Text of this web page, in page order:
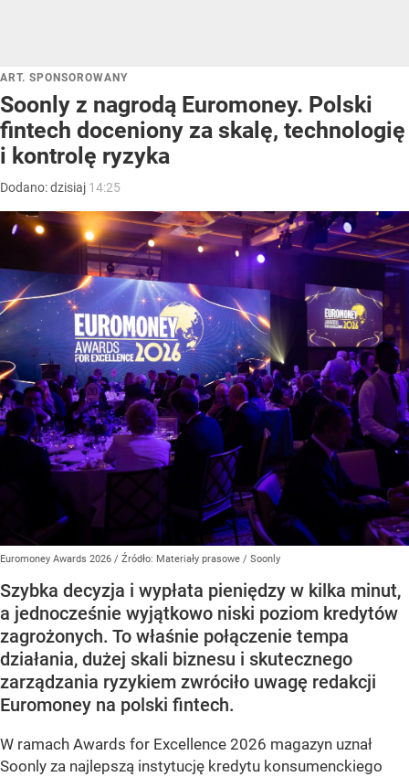
ART. SPONSOROWANY
Soonly z nagrodą Euromoney. Polski
fintech doceniony za skalę, technologię
i kontrolę ryzyka
Dodano:dzisiaj 14:25
Euromoney Awards 2026 / Źródło: Materiały prasowe / Soonly
Szybka decyzja i wypłata pieniędzy w kilka minut,
a jednocześnie wyjątkowo niski poziom kredytów
zagrożonych. To właśnie połączenie tempa
działania, dużej skali biznesu i skutecznego
zarządzania ryzykiem zwróciło uwagę redakcji
Euromoney na polski fintech.
W ramach Awards for Excellence 2026 magazyn uznał
Soonly za najlepszą instytucję kredytu konsumenckiego